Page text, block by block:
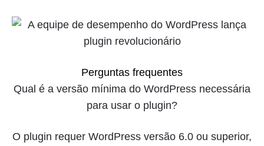
Perguntas frequentes
Qual é a versão mínima do WordPress necessária
para usar o plugin?
O plugin requer WordPress versão 6.0 ou superior,